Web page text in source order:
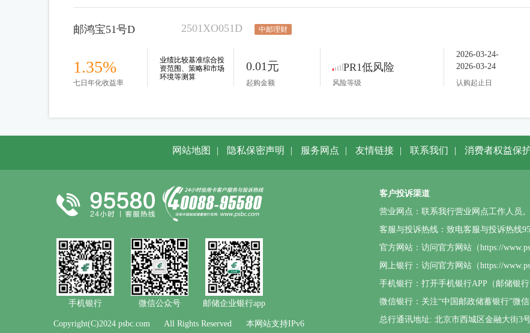
邮鸿宝51号D 2501XO051D 中邮理财
1.35%
七日年化收益率
业绩比较基准综合投
资范围、策略和市场
环境等测算
0.01元
起购金额
PR1低风险
风险等级
2026-03-24-
2026-03-24
认购起止日
网站地图 | 隐私保密声明 | 服务网点 | 友情链接 | 联系我们 | 消费者权益保
手机银行 微信公众号 邮储企业银行app
Copyright(C)2024 psbc.com All Rights Reserved 本网站支持IPv6
客户投诉渠道
营业网点：联系我行营业网点工作人员。
客服与投诉热线：致电客服与投诉热线
官方网站：访问官方网站（https://
网上银行：访问官方网站（https://
手机银行：打开手机银行APP（邮储银
微信银行：关注“中国邮政储蓄银行”微
总行通讯地址: 北京市西城区金融大街3号